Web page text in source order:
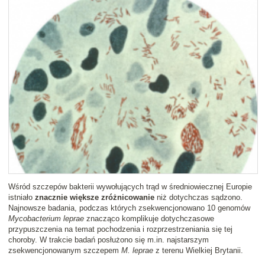
Wśród szczepów bakterii wywołujących trąd w średniowiecznej Europie
istniało znacznie większe zróżnicowanie niż dotychczas sądzono.
Najnowsze badania, podczas których zsekwencjonowano 10 genomów
Mycobacterium leprae znacząco komplikuje dotychczasowe
przypuszczenia na temat pochodzenia i rozprzestrzeniania się tej
choroby. W trakcie badań posłużono się m.in. najstarszym
zsekwencjonowanym szczepem M. leprae z terenu Wielkiej Brytanii.